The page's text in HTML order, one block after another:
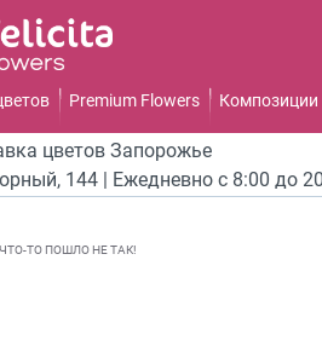
Premium Flowers Композиции
цветов Запорожье
144 | Ежедневно с 8:00 до
ЧТО-ТО ПОШЛО НЕ ТАК!